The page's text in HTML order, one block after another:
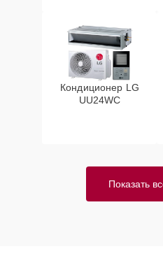
Кондиционер LG
UU24WC
Показать